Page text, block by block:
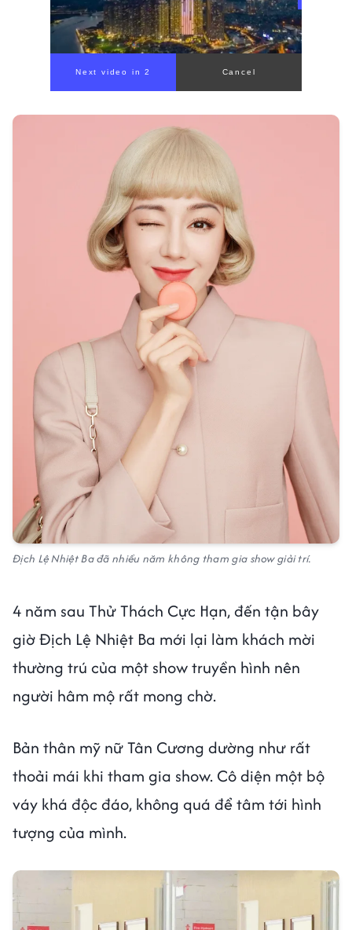
Địch Lệ Nhiệt Ba đã nhiều năm không tham gia show giải trí.
4 năm sau Thử Thách Cực Hạn, đến tận bây
giờ Địch Lệ Nhiệt Ba mới lại làm khách mời
thường trú của một show truyền hình nên
người hâm mộ rất mong chờ.
Bản thân mỹ nữ Tân Cương dường như rất
thoải mái khi tham gia show. Cô diện một bộ
váy khá độc đáo, không quá để tâm tới hình
tượng của mình.